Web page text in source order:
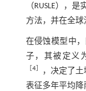
（RUSLE），
方法，并在全
在侵蚀模型中
子，其被定义
4］ ，决定了
表征多年平均降